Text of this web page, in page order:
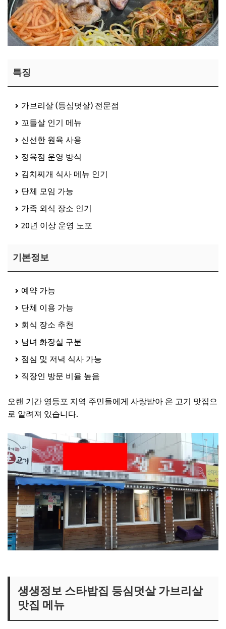
특징
가브리살 (등심덧살) 전문점
꼬들살 인기 메뉴
신선한 원육 사용
정육점 운영 방식
김치찌개 식사 메뉴 인기
단체 모임 가능
가족 외식 장소 인기
20년 이상 운영 노포
기본정보
예약 가능
단체 이용 가능
회식 장소 추천
남녀 화장실 구분
점심 및 저녁 식사 가능
직장인 방문 비율 높음
오랜 기간 영등포 지역 주민들에게 사랑받아 온 고기 맛집으
로 알려져 있습니다.
생생정보 스타밥집 등심덧살 가브리살
맛집 메뉴